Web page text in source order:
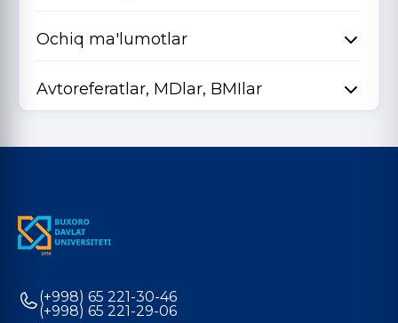
Ochiq ma'lumotlar
Avtoreferatlar, MDlar, BMIlar
(+998) 65 221-30-46
(+998) 65 221-29-06